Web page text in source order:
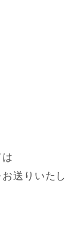
送りいたし